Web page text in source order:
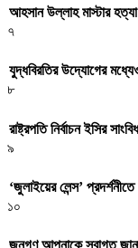
আহসান উল্লাহ মাস্টার
৭
যুদ্ধবিরতির উদ্যোগের
৮
রাষ্ট্রপতি নির্বাচন ইসির
৯
‘জুলাইয়ের লেন্স’
১০